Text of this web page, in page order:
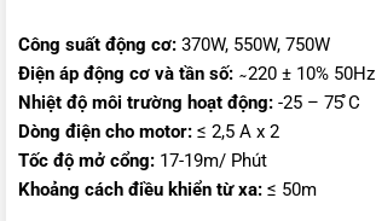
Công suất động cơ: 370W, 550W, 750W
Điện áp động cơ và tần số: ̴ 220 ± 10% 50Hz
Nhiệt độ môi trường hoạt động: -25 – 75̊̊ C
Dòng điện cho motor: ≤ 2,5 A x 2
Tốc độ mở cổng: 17-19m/ Phút
Khoảng cách điều khiển từ xa: ≤ 50m